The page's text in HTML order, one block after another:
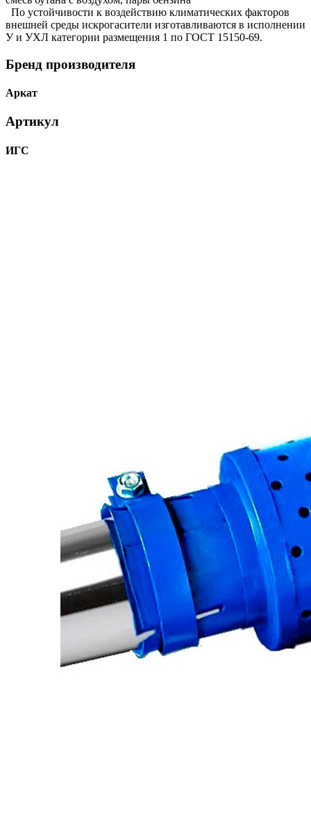
По устойчивости к воздействию климатических факторов
внешней среды искрогасители изготавливаются в исполнении
У и УХЛ категории размещения 1 по ГОСТ 15150-69.
Бренд производителя
Аркат
Артикул
ИГС